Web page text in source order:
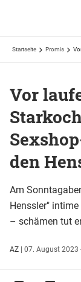
Startseite Promis
Vor
den
Am
Henssler"
– schämen tut
AZ | 07. August 2023